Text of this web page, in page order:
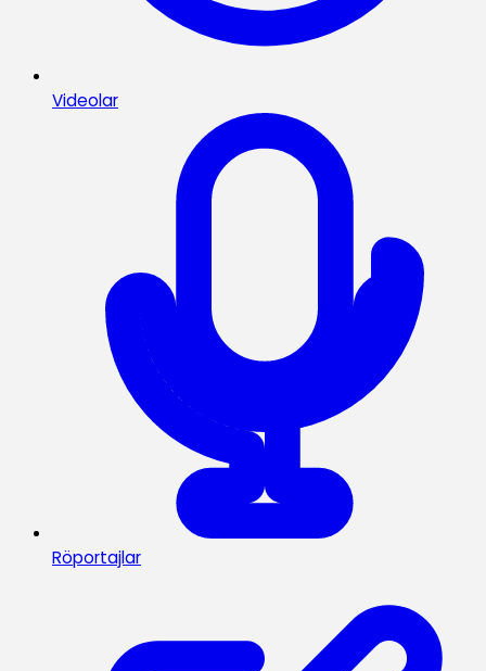
Videolar
Röportajlar